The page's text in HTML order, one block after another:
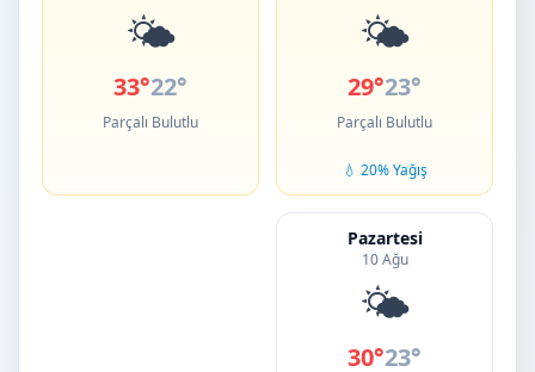
🌤️
33°22°
Parçalı Bulutlu
🌤️
29°23°
Parçalı Bulutlu
💧 20% Yağış
Pazartesi
10 Ağu
🌤️
30°23°